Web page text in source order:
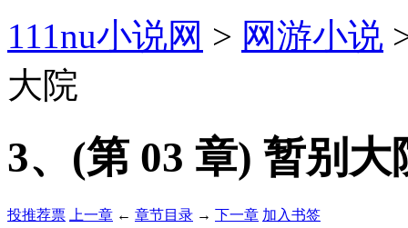
111nu小说网 > 网游小说
大院
3、(第 03 章) 暂别大
投推荐票 上一章 ← 章节目录 → 下一章 加入书签